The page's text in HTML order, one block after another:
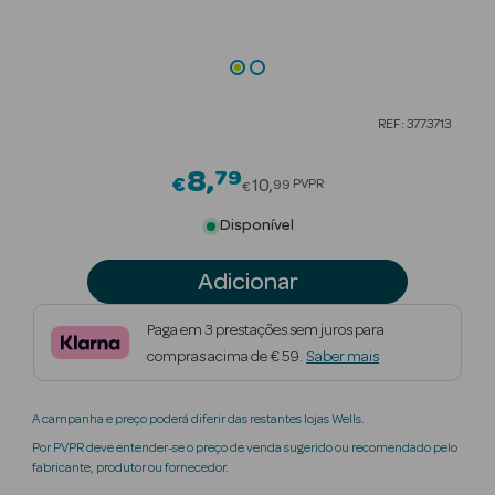
Beauty Season
Nutricosmética
Perfumes
Beauty Season
REF: 3773713
€8 79Price reduced from
€10 99 PVPR
Disponível
Adicionar
Paga em 3 prestações sem juros para
compras acima de € 59. Saber mais
A campanha e preço poderá diferir das restantes lojas Wells.
Por PVPR deve entender-se o preço de venda sugerido ou recomendado pelo
fabricante, produtor ou fornecedor.